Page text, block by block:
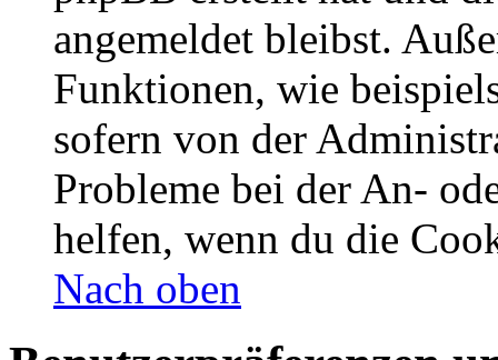
angemeldet bleibst.
Funktionen, wie
sofern von der
Probleme bei der An-
helfen, wenn du die
Nach oben